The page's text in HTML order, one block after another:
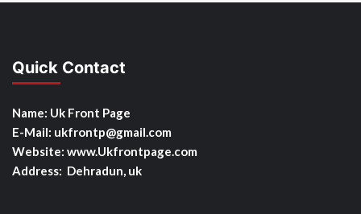
Quick Contact
Name: Uk Front Page
E-Mail: ukfrontp@gmail.com
Website: www.Ukfrontpage.com
Address: Dehradun, uk